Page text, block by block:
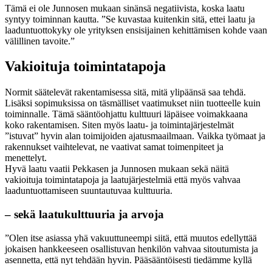
Tämä ei ole Junnosen mukaan sinänsä negatiivista, koska laatu
syntyy toiminnan kautta. ”Se kuvastaa kuitenkin sitä, ettei laatu ja
laaduntuottokyky ole yrityksen ensisijainen kehittämisen kohde vaan
välillinen tavoite.”
Vakioituja toimintatapoja
Normit säätelevät rakentamisessa sitä, mitä ylipäänsä saa tehdä.
Lisäksi sopimuksissa on täsmälliset vaatimukset niin tuotteelle kuin
toiminnalle. Tämä sääntöohjattu kulttuuri läpäisee voimakkaana
koko rakentamisen. Siten myös laatu- ja toimintajärjestelmät
”istuvat” hyvin alan toimijoiden ajatusmaailmaan. Vaikka työmaat ja
rakennukset vaihtelevat, ne vaativat samat toimenpiteet ja
menettelyt.
Hyvä laatu vaatii Pekkasen ja Junnosen mukaan sekä näitä
vakioituja toimintatapoja ja laatujärjestelmiä että myös vahvaa
laaduntuottamiseen suuntautuvaa kulttuuria.
– sekä laatukulttuuria ja arvoja
”Olen itse asiassa yhä vakuuttuneempi siitä, että muutos edellyttää
jokaisen hankkeeseen osallistuvan henkilön vahvaa sitoutumista ja
asennetta, että nyt tehdään hyvin. Pääsääntöisesti tiedämme kyllä